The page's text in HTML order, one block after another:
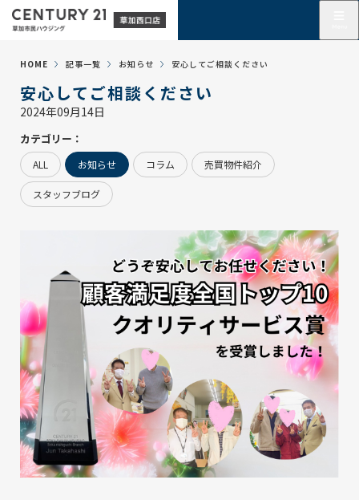
HOME 記事一覧 お知らせ 安心してご相談ください
安心してご相談ください
2024年09月14日
カテゴリー：
ALL お知らせ コラム 売買物件紹介
スタッフブログ